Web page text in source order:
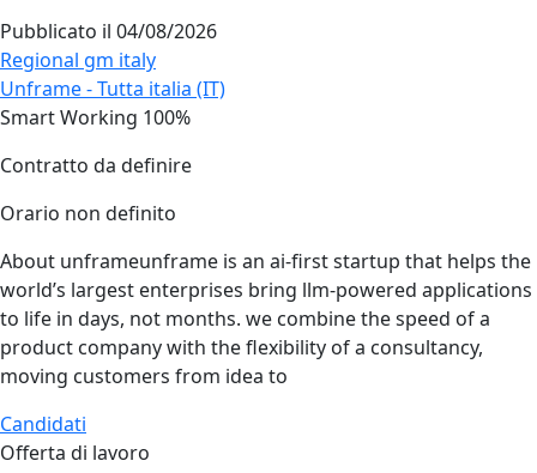
Pubblicato il 04/08/2026
Regional gm italy
Unframe - Tutta italia (IT)
Smart Working 100%
Contratto da definire
Orario non definito
About unframeunframe is an ai‑first startup that helps the
world’s largest enterprises bring llm‑powered applications
to life in days, not months. we combine the speed of a
product company with the flexibility of a consultancy,
moving customers from idea to
Candidati
Offerta di lavoro